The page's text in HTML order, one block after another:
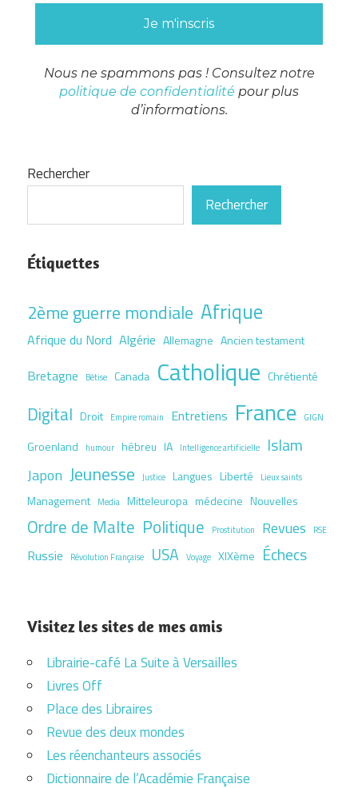
Nous ne spammons pas ! Consultez notre
politique de confidentialité pour plus
d’informations.
Rechercher
Rechercher
Étiquettes
2ème guerre mondiale Afrique
Afrique du Nord Algérie Allemagne Ancien testament
Bretagne Bêtise Canada Catholique Chrétienté
Digital Droit Empire romain Entretiens France GIGN
Groenland humour hébreu IA Intelligence artificielle Islam
Japon Jeunesse Justice Langues Liberté Lieux saints
Management Media Mitteleuropa médecine Nouvelles
Ordre de Malte Politique Prostitution Revues RSE
Russie Révolution Française USA Voyage XIXème Échecs
Visitez les sites de mes amis
Librairie-café La Suite à Versailles
Livres Off
Place des Libraires
Revue des deux mondes
Les réenchanteurs associés
Dictionnaire de l’Académie Française